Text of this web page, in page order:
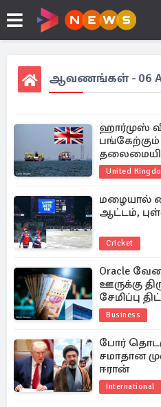
ஆவணங்கள் - 06
ஹார்முஸ்
பங்கேற்கும்
United
மழையால்
ஆட்டம்,
Cricket
Oracle
ஊருக்கு
சேமிப்பு
Business
போர்
சமாதான
ஈரான்
International